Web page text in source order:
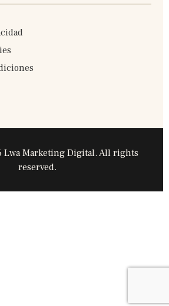
Lwa Marketing Digital. All rights
reserved.